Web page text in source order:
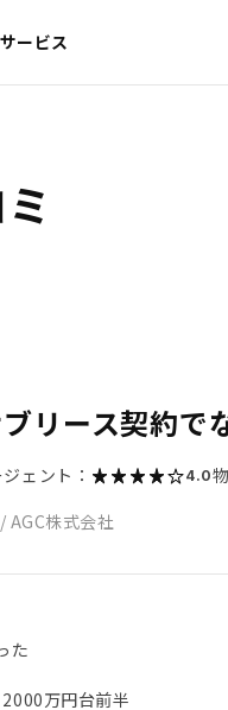
ービス
リース契約で
ェント： 4.0
/ AGC株式会社
た
万円台前半